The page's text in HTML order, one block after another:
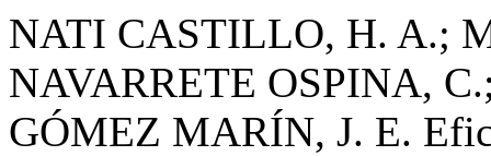
NATI CASTILLO, H. A.;
NAVARRETE OSPINA,
GÓMEZ MARÍN, J. E.